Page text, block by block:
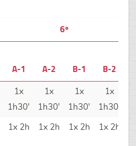
6º
A-1 A-2 B-1 B-2
1x
1h30'
1x
1h30'
1x
1h30'
1x
1h30'
1x 2h 1x 2h 1x 2h 1x 2h